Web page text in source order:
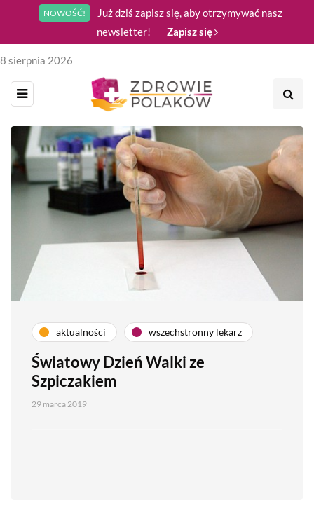
NOWOŚĆ!
Już dziś zapisz się, aby otrzymywać nasz
newsletter!
Zapisz się
8 sierpnia 2026
aktualności wszechstronny lekarz
Światowy Dzień Walki ze
Szpiczakiem
29 marca 2019